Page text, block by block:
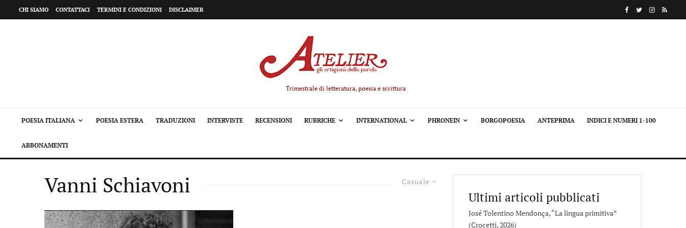
CHI SIAMO CONTATTACI TERMINI E CONDIZIONI DISCLAIMER
Trimestrale di letteratura, poesia e scrittura
POESIA ITALIANA POESIA ESTERA TRADUZIONI INTERVISTE RECENSIONI RUBRICHE INTERNATIONAL PHRONEIN BORGOPOESIA ANTEPRIMA INDICI E NUMERI 1-100
ABBONAMENTI
Casuale
Vanni Schiavoni Ultimi articoli pubblicati
José Tolentino Mendonça, “La lingua primitiva”
(Crocetti, 2026)